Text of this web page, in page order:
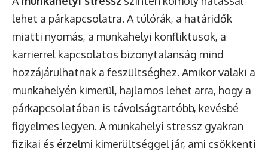
lehet a párkapcsolatra. A túlórák, a határidők
miatti nyomás, a munkahelyi konfliktusok, a
karrierrel kapcsolatos bizonytalanság mind
hozzájárulhatnak a feszültséghez. Amikor valaki a
munkahelyén kimerül, hajlamos lehet arra, hogy a
párkapcsolatában is távolságtartóbb, kevésbé
figyelmes legyen. A munkahelyi stressz gyakran
fizikai és érzelmi kimerültséggel jár, ami csökkenti